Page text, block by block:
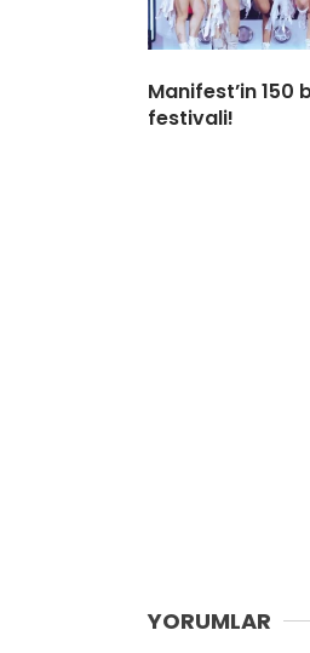
Manifest’in 150
festivali!
YORUMLAR